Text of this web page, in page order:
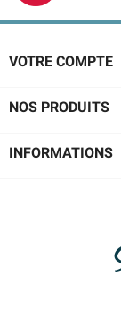
VOTRE COMPTE
NOS PRODUITS
INFORMATIONS